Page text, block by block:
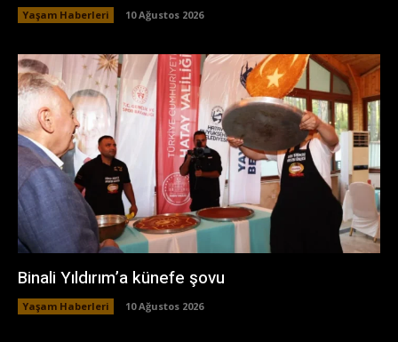
Yaşam Haberleri 10 Ağustos 2026
Binali Yıldırım’a künefe şovu
Yaşam Haberleri 10 Ağustos 2026